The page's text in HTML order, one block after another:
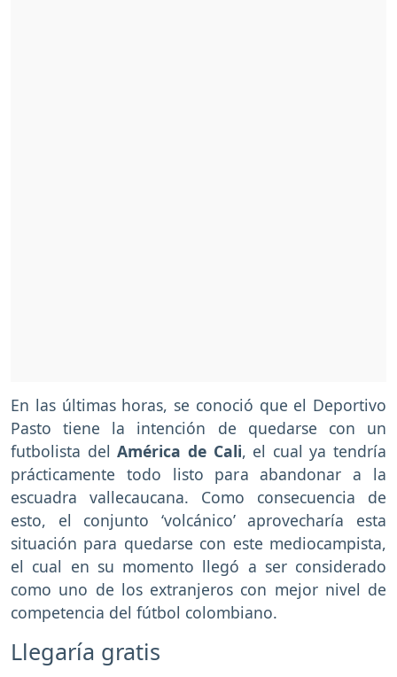
En las últimas horas, se conoció que el Deportivo
Pasto tiene la intención de quedarse con un
futbolista delAmérica de Cali, el cual ya tendría
prácticamente todo listo para abandonar a la
escuadra vallecaucana. Como consecuencia de
esto, el conjunto ‘volcánico’ aprovecharía esta
situación para quedarse con este mediocampista,
el cual en su momento llegó a ser considerado
como uno de los extranjeros con mejor nivel de
competencia del fútbol colombiano.
Llegaría gratis